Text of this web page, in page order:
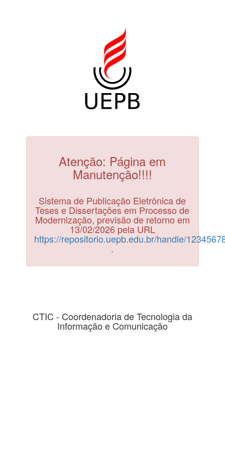
Atenção: Página em
Manutenção!!!!
Sistema de Publicação Eletrônica de
Teses e Dissertações em Processo de
Modernização, previsão de retorno em
13/02/2026 pela URL
https://repositorio.uepb.edu.br/handle/
.
CTIC - Coordenadoria de Tecnologia da
Informação e Comunicação